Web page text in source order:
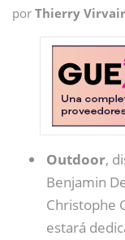
por Thierry
Outdoor,
Benjamin
Christophe
estará